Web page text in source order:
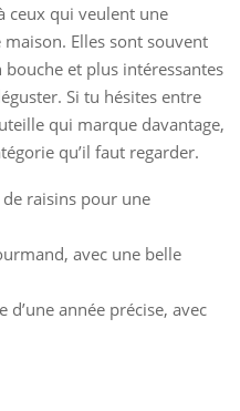
ceux qui veulent une
Elles sont souvent
et plus intéressantes
Si tu hésites entre
qui marque davantage,
qu’il faut regarder.
raisins pour une
avec une belle
d’une année précise, avec